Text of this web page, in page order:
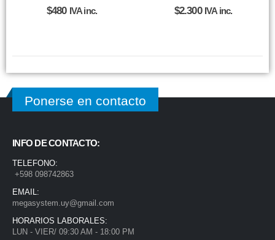
$480 IVA inc. $2.300 IVA inc.
Ponerse en contacto
INFO DE CONTACTO:
TELEFONO:
+598 098742863
EMAIL:
megasystem.uy@gmail.com
HORARIOS LABORALES:
LUN - VIER/ 09:30 AM - 18:00 PM